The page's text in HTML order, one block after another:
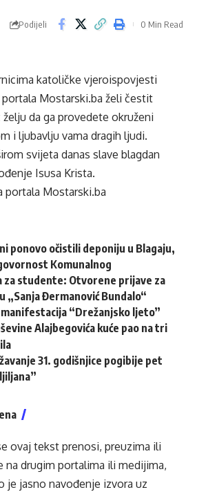
Podijeli 0 Min Read
katoličke vjeroispovjesti
portala Mostarski.ba želi čestit
želju da ga provedete okruženi
i ljubavlju vama dragih ljudi.
svijeta danas slave blagdan
Isusa Krista.
portala Mostarski.ba
ponovo očistili deponiju u Blagaju,
Komunalnog
za studente: Otvorene prijave za
„Sanja Đermanović Bundalo“
“Drežanjsko ljeto”
Alajbegovića kuće pao na tri
31. godišnjice pogibije pet
ovaj tekst prenosi, preuzima ili
na drugim portalima ili medijima,
je jasno navođenje izvora uz